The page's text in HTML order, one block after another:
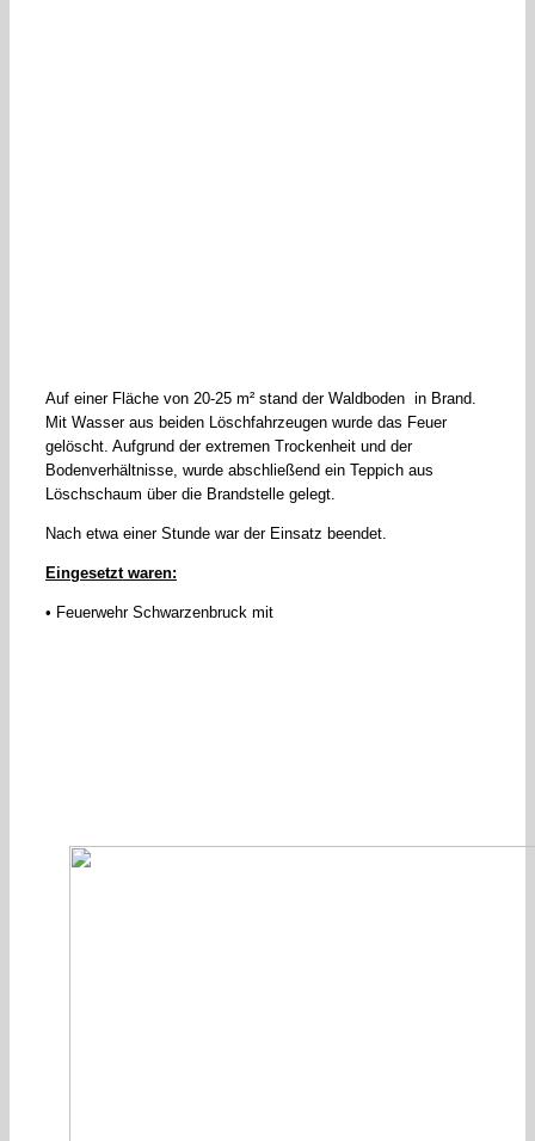
Auf einer Fläche von 20-25 m² stand der Waldboden in Brand.
Mit Wasser aus beiden Löschfahrzeugen wurde das Feuer
gelöscht. Aufgrund der extremen Trockenheit und der
Bodenverhältnisse, wurde abschließend ein Teppich aus
Löschschaum über die Brandstelle gelegt.
Nach etwa einer Stunde war der Einsatz beendet.
Eingesetzt waren:
• Feuerwehr Schwarzenbruck mit